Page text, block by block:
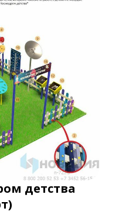
детства